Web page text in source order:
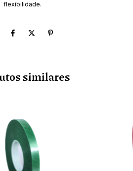
flexibilidade.
similares